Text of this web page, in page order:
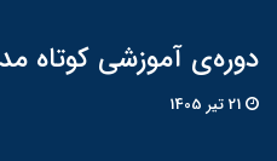
دوره‌ی آموزشی کوتاه